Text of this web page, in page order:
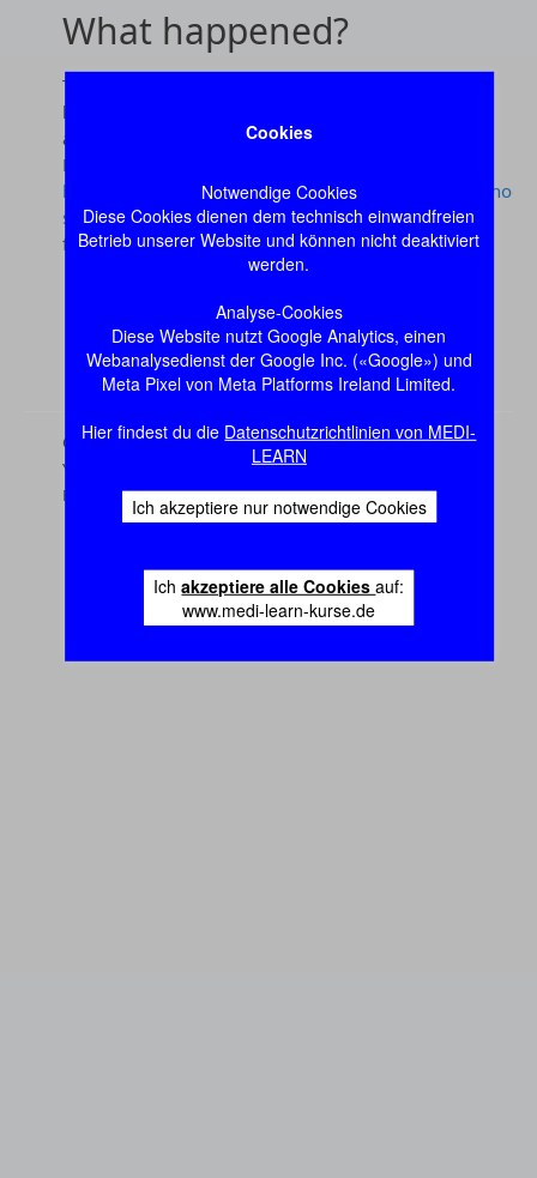
Cookies
Notwendige Cookies
Diese Cookies dienen dem technisch einwandfreien
Betrieb unserer Website und können nicht deaktiviert
werden.
Analyse-Cookies
Diese Website nutzt Google Analytics, einen
Webanalysedienst der Google Inc. («Google») und
Meta Pixel von Meta Platforms Ireland Limited.
Hier findest du die Datenschutzrichtlinien von MEDI-
LEARN
Ich akzeptiere nur notwendige Cookies
Ichakzeptiere alle Cookiesauf:
www.medi-learn-kurse.de